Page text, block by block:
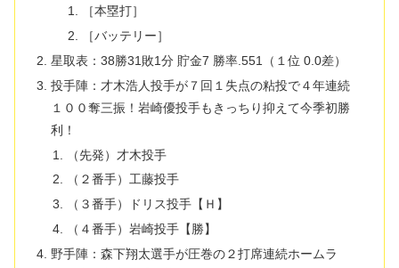
［本塁打］
［バッテリー］
星取表：38勝31敗1分 貯金7 勝率.551（１位 0.0差）
投手陣：才木浩人投手が７回１失点の粘投で４年連続
１００奪三振！岩崎優投手もきっちり抑えて今季初勝
利！
​​（先発）才木投手
（２番手）工藤投手
（３番手）ドリス投手【Ｈ】
（４番手）岩崎投手【勝】
野手陣：森下翔太選手が圧巻の２打席連続ホームラ